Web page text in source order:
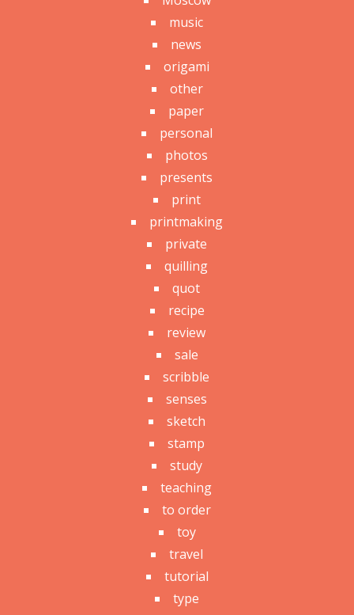
music
news
origami
other
paper
personal
photos
presents
print
printmaking
private
quilling
quot
recipe
review
sale
scribble
senses
sketch
stamp
study
teaching
to order
toy
travel
tutorial
type